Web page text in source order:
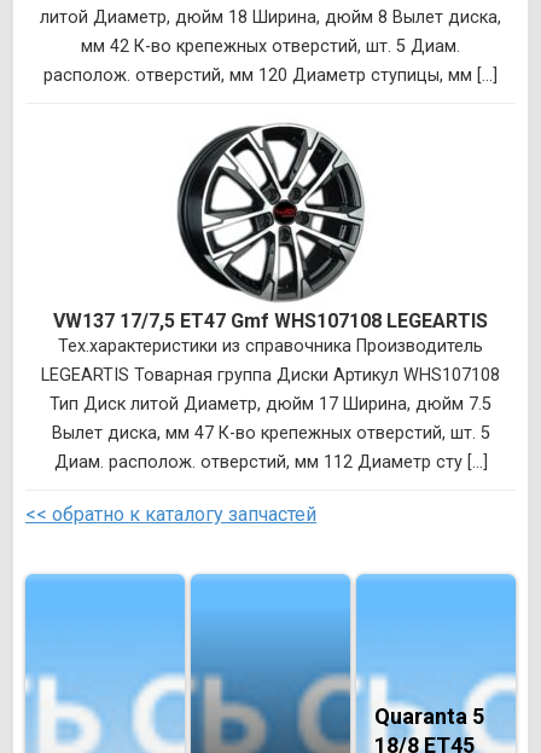
литой Диаметр, дюйм 18 Ширина, дюйм 8 Вылет диска,
мм 42 К-во крепежных отверстий, шт. 5 Диам.
располож. отверстий, мм 120 Диаметр ступицы, мм [...]
VW137 17/7,5 ET47 Gmf WHS107108 LEGEARTIS
Тех.характеристики из справочника Производитель
LEGEARTIS Товарная группа Диски Артикул WHS107108
Тип Диск литой Диаметр, дюйм 17 Ширина, дюйм 7.5
Вылет диска, мм 47 К-во крепежных отверстий, шт. 5
Диам. располож. отверстий, мм 112 Диаметр сту [...]
<< обратно к каталогу запчастей
Quaranta 5
18/8 ET45